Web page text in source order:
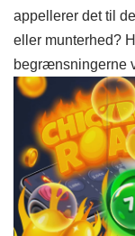
appellerer det til
eller munterhed?
begrænsningerne